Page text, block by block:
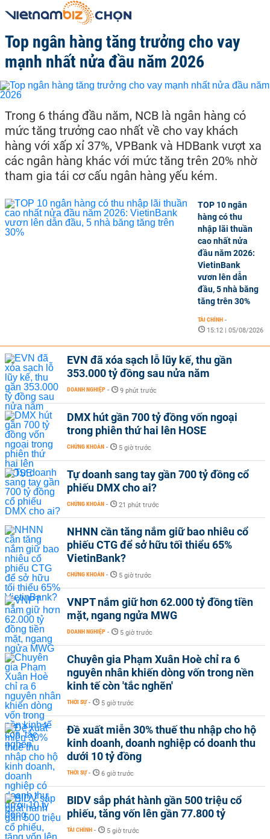
Top ngân hàng tăng trưởng cho vay
mạnh nhất nửa đầu năm 2026
Trong 6 tháng đầu năm, NCB là ngân hàng có
mức tăng trưởng cao nhất về cho vay khách
hàng với xấp xỉ 37%, VPBank và HDBank vượt xa
các ngân hàng khác với mức tăng trên 20% nhờ
tham gia tái cơ cấu ngân hàng yếu kém.
TOP 10 ngân
hàng có thu
nhập lãi thuần
cao nhất nửa
đầu năm 2026:
VietinBank
vươn lên dẫn
đầu, 5 nhà băng
tăng trên 30%
TÀI CHÍNH -
15:12 | 05/08/2026
EVN đã xóa sạch lỗ lũy kế, thu gần
353.000 tỷ đồng sau nửa năm
DOANH NGHIỆP - 9 phút trước
DMX hút gần 700 tỷ đồng vốn ngoại
trong phiên thứ hai lên HOSE
CHỨNG KHOÁN - 5 giờ trước
Tự doanh sang tay gần 700 tỷ đồng cổ
phiếu DMX cho ai?
CHỨNG KHOÁN - 21 phút trước
NHNN cần tăng nắm giữ bao nhiêu cổ
phiếu CTG để sở hữu tối thiểu 65%
VietinBank?
CHỨNG KHOÁN - 5 giờ trước
VNPT nắm giữ hơn 62.000 tỷ đồng tiền
mặt, ngang ngửa MWG
DOANH NGHIỆP - 5 giờ trước
Chuyên gia Phạm Xuân Hoè chỉ ra 6
nguyên nhân khiến dòng vốn trong nền
kinh tế còn 'tắc nghẽn'
THỜI SỰ - 5 giờ trước
Đề xuất miễn 30% thuế thu nhập cho hộ
kinh doanh, doanh nghiệp có doanh thu
dưới 10 tỷ đồng
THỜI SỰ - 6 giờ trước
BIDV sắp phát hành gần 500 triệu cổ
phiếu, tăng vốn lên gần 77.800 tỷ
TÀI CHÍNH - 5 giờ trước